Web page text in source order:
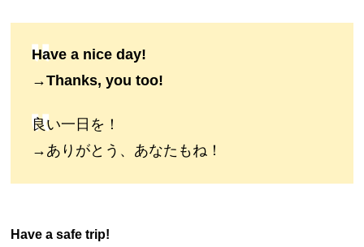
Have a nice day!
→Thanks, you too!
良い一日を！
→ありがとう、あなたもね！
Have a safe trip!